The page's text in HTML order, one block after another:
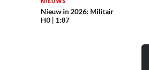
Nieuw in 2026: Militair
H0 | 1:87